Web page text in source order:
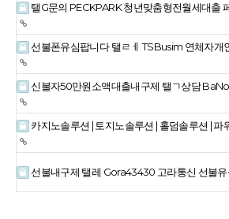
탤G문의 PECKPARK 청년맞춤형전월세대출
선불폰유심팝니다 탤ㄹㅔ TSBusim 연체자개
신불자50만원소액대출내구제 탤ㄱ상담
카지노솔루션 | 토지노솔루션 | 홀덤솔루션 | 파
선불내구제 탤레 Gora43430 고라통신 선불